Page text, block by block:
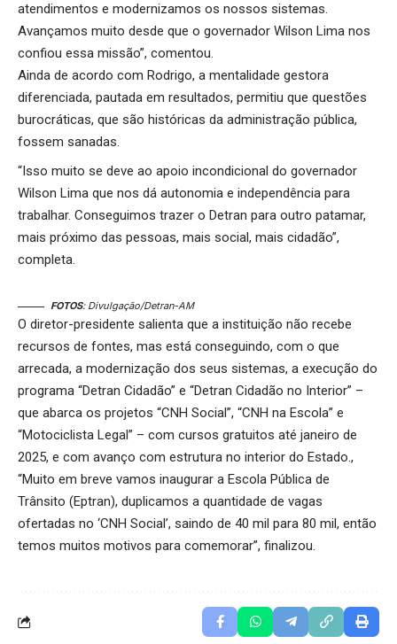
atendimentos e modernizamos os nossos sistemas.
Avançamos muito desde que o governador Wilson Lima nos
confiou essa missão”, comentou.
Ainda de acordo com Rodrigo, a mentalidade gestora
diferenciada, pautada em resultados, permitiu que questões
burocráticas, que são históricas da administração pública,
fossem sanadas.
“Isso muito se deve ao apoio incondicional do governador
Wilson Lima que nos dá autonomia e independência para
trabalhar. Conseguimos trazer o Detran para outro patamar,
mais próximo das pessoas, mais social, mais cidadão”,
completa.
FOTOS: Divulgação/Detran-AM
O diretor-presidente salienta que a instituição não recebe
recursos de fontes, mas está conseguindo, com o que
arrecada, a modernização dos seus sistemas, a execução do
programa “Detran Cidadão” e “Detran Cidadão no Interior” –
que abarca os projetos “CNH Social”, “CNH na Escola” e
“Motociclista Legal” – com cursos gratuitos até janeiro de
2025, e com avanço com estrutura no interior do Estado.,
“Muito em breve vamos inaugurar a Escola Pública de
Trânsito (Eptran), duplicamos a quantidade de vagas
ofertadas no ‘CNH Social’, saindo de 40 mil para 80 mil, então
temos muitos motivos para comemorar”, finalizou.